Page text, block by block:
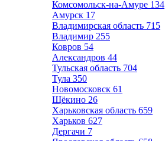
Комсомольск-на-Амуре 134
Амурск 17
Владимирская область 715
Владимир 255
Ковров 54
Александров 44
Тульская область 704
Тула 350
Новомосковск 61
Щёкино 26
Харьковская область 659
Харьков 627
Дергачи 7